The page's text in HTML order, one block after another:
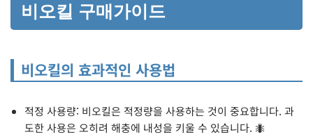
비오킬 구매가이드
비오킬의 효과적인 사용법
적정 사용량: 비오킬은 적정량을 사용하는 것이 중요합니다. 과
도한 사용은 오히려 해충에 내성을 키울 수 있습니다. 🐜